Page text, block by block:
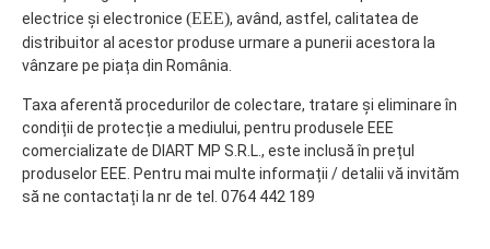
electrice și electronice (EEE), având, astfel, calitatea de
distribuitor al acestor produse urmare a punerii acestora la
vânzare pe piața din România.
Taxa aferentă procedurilor de colectare, tratare și eliminare în
condiții de protecție a mediului, pentru produsele EEE
comercializate de DIART MP S.R.L., este inclusă în prețul
produselor EEE. Pentru mai multe informații / detalii vă invităm
să ne contactați la nr de tel. 0764 442 189